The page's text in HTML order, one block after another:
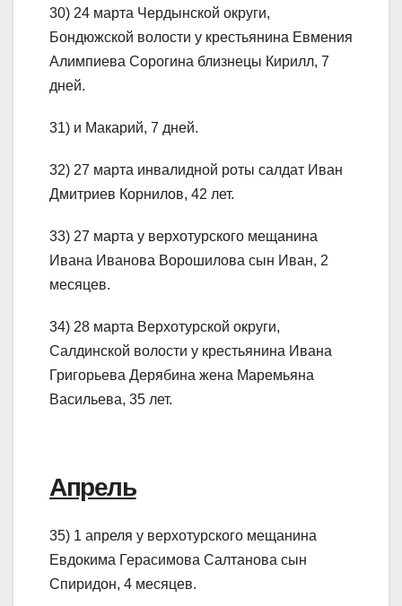
30) 24 марта Чердынской округи,
Бондюжской волости у крестьянина Евмения
Алимпиева Сорогина близнецы Кирилл, 7
дней.
31) и Макарий, 7 дней.
32) 27 марта инвалидной роты салдат Иван
Дмитриев Корнилов, 42 лет.
33) 27 марта у верхотурского мещанина
Ивана Иванова Ворошилова сын Иван, 2
месяцев.
34) 28 марта Верхотурской округи,
Салдинской волости у крестьянина Ивана
Григорьева Дерябина жена Маремьяна
Васильева, 35 лет.
Апрель
35) 1 апреля у верхотурского мещанина
Евдокима Герасимова Салтанова сын
Спиридон, 4 месяцев.